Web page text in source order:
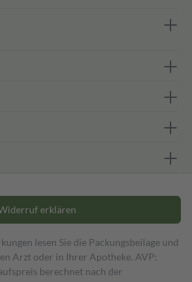
erklären
lesen Sie die Packungsbeilage und
Arzt oder in Ihrer Apotheke. AVP:
berechnet nach der